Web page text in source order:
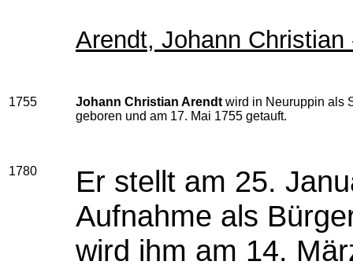
Arendt, Johann Christian
1755 Johann Christian Arendt wird in Neuruppin als
geboren und am 17. Mai 1755 getauft.
1780
Er stellt am 25.
Aufnahme als
wird ihm am 14.